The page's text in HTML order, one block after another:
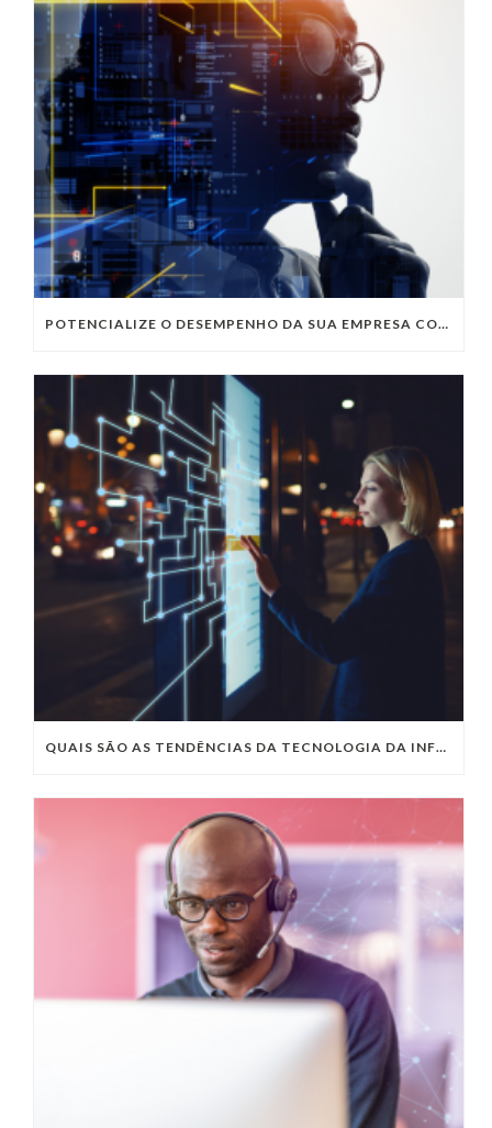
POTENCIALIZE O DESEMPENHO DA SUA EMPRESA COM OS SERVIÇOS DE TI DA VIVO VITA
QUAIS SÃO AS TENDÊNCIAS DA TECNOLOGIA DA INFORMAÇÃO PARA 2023?